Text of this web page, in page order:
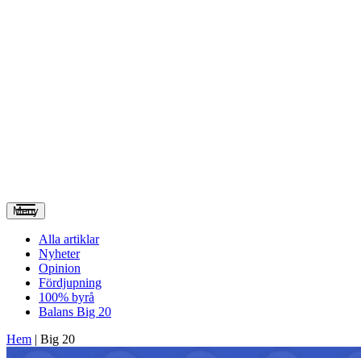
Meny
Alla artiklar
Nyheter
Opinion
Fördjupning
100% byrå
Balans Big 20
Hem | Big 20